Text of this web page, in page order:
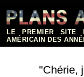
contenu
LE PREMIER SITE
AMÉRICAIN DES
"Chérie,